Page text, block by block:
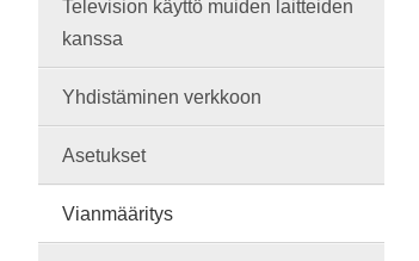
Television käyttö muiden laitteiden
kanssa
Yhdistäminen verkkoon
Asetukset
Vianmääritys